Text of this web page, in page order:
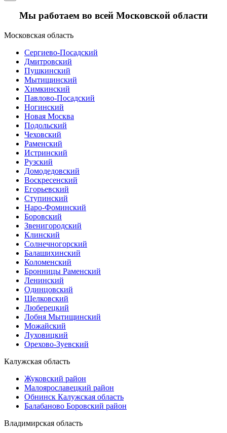
Мы работаем во всей Московской области
Московская область
Сергиево-Посадский
Дмитровский
Пушкинский
Мытищинский
Химкинский
Павлово-Посадский
Ногинский
Новая Москва
Подольский
Чеховский
Раменский
Истринский
Рузский
Домодедовский
Воскресенский
Егорьевский
Ступинский
Наро-Фоминский
Боровский
Звенигородский
Клинский
Солнечногорский
Балашихинский
Коломенский
Бронницы Раменский
Ленинский
Одинцовский
Щелковский
Люберецкий
Лобня Мытищинский
Можайский
Луховицкий
Орехово-Зуевский
Калужская область
Жуковский район
Малоярославецкий район
Обнинск Калужская область
Балабаново Боровский район
Владимирская область